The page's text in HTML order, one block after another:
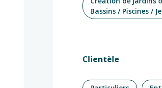
Bassins / Piscines /
Clientèle